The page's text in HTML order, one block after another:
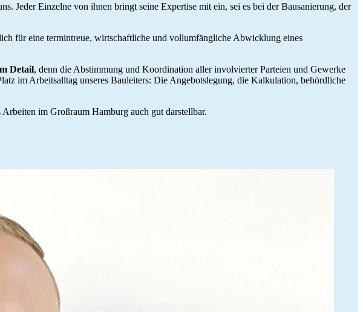
Jeder Einzelne von ihnen bringt seine Expertise mit ein, sei es bei der Bausanierung, der
für eine termintreue, wirtschaftliche und vollumfängliche Abwicklung eines
Detail, denn die Abstimmung und Koordination aller involvierter Parteien und Gewerke
im Arbeitsalltag unseres Bauleiters: Die Angebotslegung, die Kalkulation, behördliche
im Großraum Hamburg auch gut darstellbar.